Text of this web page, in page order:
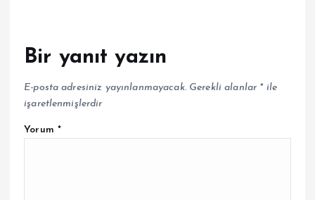
Bir yanıt yazın
E-posta adresiniz yayınlanmayacak. Gerekli alanlar *ile
işaretlenmişlerdir
Yorum *